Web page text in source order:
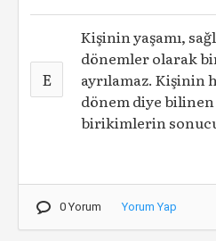
E
Kişinin yaşamı,
dönemler olarak
ayrılamaz. Kişinin
dönem diye
birikimlerin
0 Yorum Yorum Yap